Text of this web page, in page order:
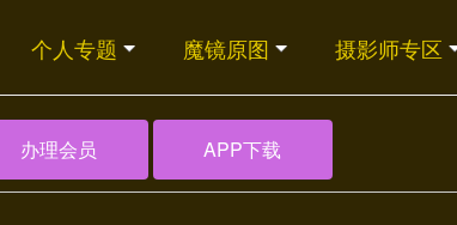
个人专题 魔镜原图 摄影师专区
办理会员 APP下载